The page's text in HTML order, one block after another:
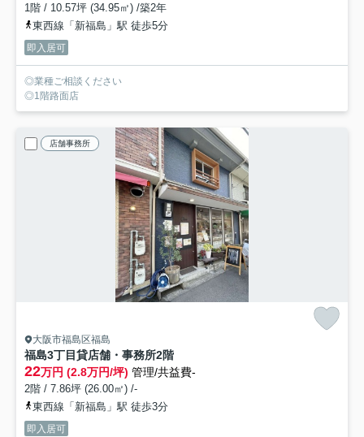
1階 / 10.57坪 (34.95㎡) /築2年
東西線「新福島」駅 徒歩5分
即入居可
◎業種ご相談ください
◎1階路面店
店舗事務所
大阪市福島区福島
福島3丁目貸店舗・事務所2階
22万円 (2.8万円/坪) 管理/共益費-
2階 / 7.86坪 (26.00㎡) /-
東西線「新福島」駅 徒歩3分
即入居可